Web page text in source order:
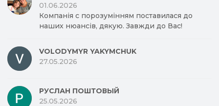
01.06.2026
Компанія с порозумінням поставилася до
наших нюансів, дякую. Завжди до Вас!
VOLODYMYR YAKYMCHUK
27.05.2026
РУСЛАН ПОШТОВЫЙ
25.05.2026